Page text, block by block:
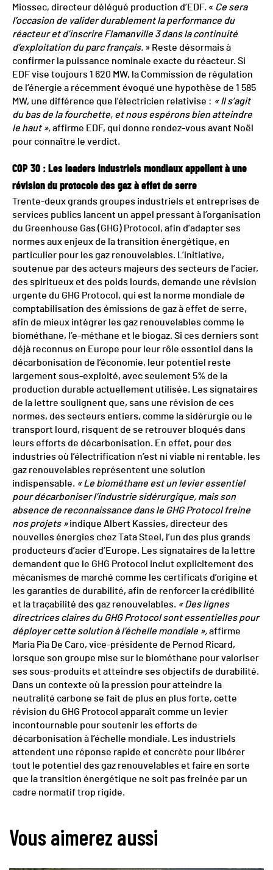
Miossec, directeur délégué production d’EDF. « Ce sera
l’occasion de valider durablement la performance du
réacteur et d’inscrire Flamanville 3 dans la continuité
d’exploitation du parc français. » Reste désormais à
confirmer la puissance nominale exacte du réacteur. Si
EDF vise toujours 1 620 MW, la Commission de régulation
de l’énergie a récemment évoqué une hypothèse de 1 585
MW, une différence que l’électricien relativise : « Il s’agit
du bas de la fourchette, et nous espérons bien atteindre
le haut »,affirme EDF, qui donne rendez-vous avant Noël
pour connaître le verdict.
COP 30 : Les leaders industriels mondiaux appellent à une
révision du protocole des gaz à effet de serre
Trente-deux grands groupes industriels et entreprises de
services publics lancent un appel pressant à l’organisation
du Greenhouse Gas (GHG) Protocol, afin d’adapter ses
normes aux enjeux de la transition énergétique, en
particulier pour les gaz renouvelables. L’initiative,
soutenue par des acteurs majeurs des secteurs de l’acier,
des spiritueux et des poids lourds, demande une révision
urgente du GHG Protocol, qui est la norme mondiale de
comptabilisation des émissions de gaz à effet de serre,
afin de mieux intégrer les gaz renouvelables comme le
biométhane, l’e-méthane et le biogaz. Si ces derniers sont
déjà reconnus en Europe pour leur rôle essentiel dans la
décarbonisation de l’économie, leur potentiel reste
largement sous-exploité, avec seulement 5% de la
production durable actuellement utilisée. Les signataires
de la lettre soulignent que, sans une révision de ces
normes, des secteurs entiers, comme la sidérurgie ou le
transport lourd, risquent de se retrouver bloqués dans
leurs efforts de décarbonisation. En effet, pour des
industries où l’électrification n’est ni viable ni rentable, les
gaz renouvelables représentent une solution
indispensable. « Le biométhane est un levier essentiel
pour décarboniser l’industrie sidérurgique, mais son
absence de reconnaissance dans le GHG Protocol freine
nos projets »indique Albert Kassies, directeur des
nouvelles énergies chez Tata Steel, l’un des plus grands
producteurs d’acier d’Europe. Les signataires de la lettre
demandent que le GHG Protocol inclut explicitement des
mécanismes de marché comme les certificats d’origine et
les garanties de durabilité, afin de renforcer la crédibilité
et la traçabilité des gaz renouvelables. « Des lignes
directrices claires du GHG Protocol sont essentielles pour
déployer cette solution à l’échelle mondiale »,affirme
Maria Pia De Caro, vice-présidente de Pernod Ricard,
lorsque son groupe mise sur le biométhane pour valoriser
ses sous-produits et atteindre ses objectifs de durabilité.
Dans un contexte où la pression pour atteindre la
neutralité carbone se fait de plus en plus forte, cette
révision du GHG Protocol apparaît comme un levier
incontournable pour soutenir les efforts de
décarbonisation à l’échelle mondiale. Les industriels
attendent une réponse rapide et concrète pour libérer
tout le potentiel des gaz renouvelables et faire en sorte
que la transition énergétique ne soit pas freinée par un
cadre normatif trop rigide.
Vous aimerez aussi